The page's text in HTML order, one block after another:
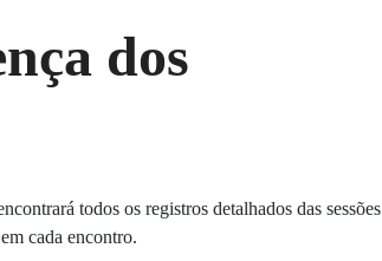
todos os registros detalhados das sessões
cada encontro.